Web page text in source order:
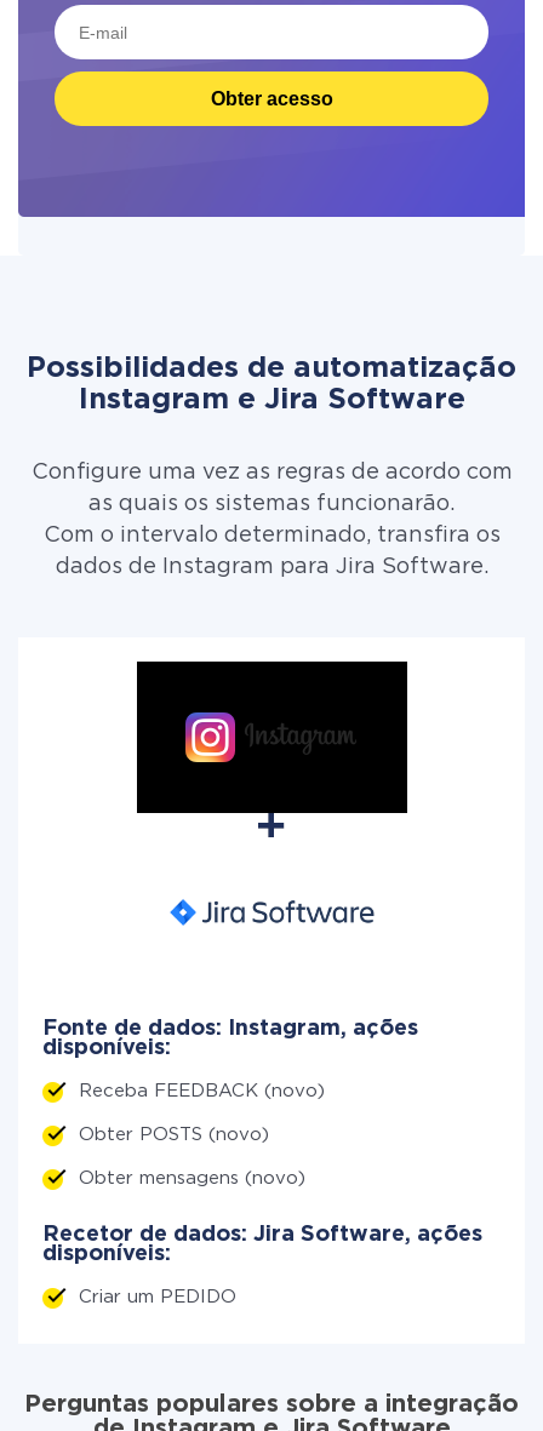
Obter acesso
Possibilidades de automatização
Instagram e Jira Software
Configure uma vez as regras de acordo com
as quais os sistemas funcionarão.
Com o intervalo determinado, transfira os
dados de Instagram para Jira Software.
Fonte de dados: Instagram, ações
disponíveis:
Receba FEEDBACK (novo)
Obter POSTS (novo)
Obter mensagens (novo)
Recetor de dados: Jira Software, ações
disponíveis:
Criar um PEDIDO
Perguntas populares sobre a integração